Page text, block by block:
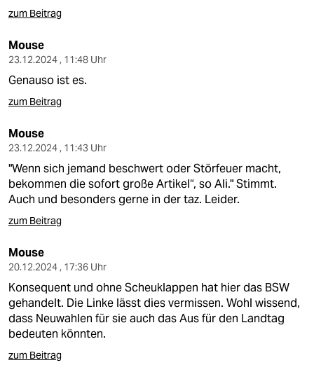
zum Beitrag
Mouse
23.12.2024 , 11:48 Uhr
Genauso ist es.
zum Beitrag
Mouse
23.12.2024 , 11:43 Uhr
"Wenn sich jemand beschwert oder Störfeuer macht,
bekommen die sofort große Artikel“, so Ali." Stimmt.
Auch und besonders gerne in der taz. Leider.
zum Beitrag
Mouse
20.12.2024 , 17:36 Uhr
Konsequent und ohne Scheuklappen hat hier das BSW
gehandelt. Die Linke lässt dies vermissen. Wohl wissend,
dass Neuwahlen für sie auch das Aus für den Landtag
bedeuten könnten.
zum Beitrag